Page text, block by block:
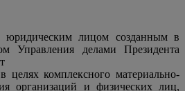
лицом созданным в
Управления делами Президента
комплексного материально-
организаций и физических лиц,